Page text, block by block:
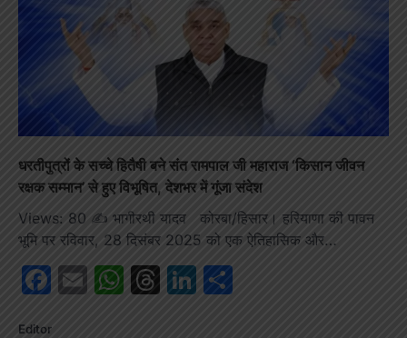
धरतीपुत्रों के सच्चे हितैषी बने संत रामपाल जी महाराज ‘किसान जीवन
रक्षक सम्मान’ से हुए विभूषित, देशभर में गूंजा संदेश
Views: 80 ✍️ भागीरथी यादव कोरबा/हिसार। हरियाणा की पावन
भूमि पर रविवार, 28 दिसंबर 2025 को एक ऐतिहासिक और…
Facebook
EmailWhatsApp
Threads
LinkedIn
Editor